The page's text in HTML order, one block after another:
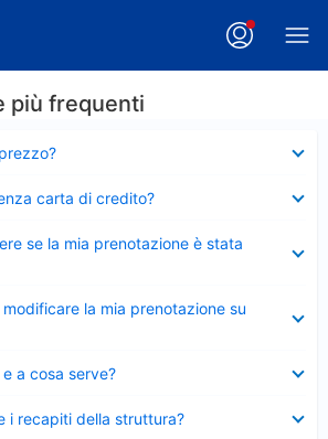
più frequenti
carta di credito?
se la mia prenotazione è stata
la mia prenotazione su
a cosa serve?
i recapiti della struttura?